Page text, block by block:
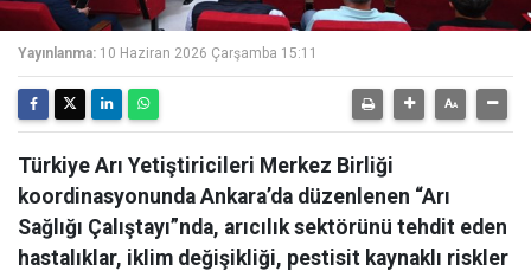
Yayınlanma: 10 Haziran 2026 Çarşamba 15:11
Türkiye Arı Yetiştiricileri Merkez Birliği
koordinasyonunda Ankara’da düzenlenen “Arı
Sağlığı Çalıştayı”nda, arıcılık sektörünü tehdit eden
hastalıklar, iklim değişikliği, pestisit kaynaklı riskler